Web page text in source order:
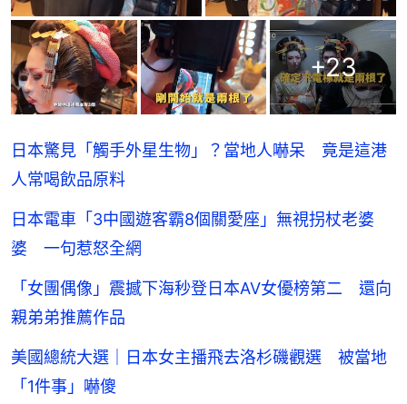
+23
日本驚見「觸手外星生物」？當地人嚇呆 竟是這港
人常喝飲品原料
日本電車「3中國遊客霸8個關愛座」無視拐杖老婆
婆 一句惹怒全網
「女團偶像」震撼下海秒登日本AV女優榜第二 還向
親弟弟推薦作品
美國總統大選｜日本女主播飛去洛杉磯觀選 被當地
「1件事」嚇傻